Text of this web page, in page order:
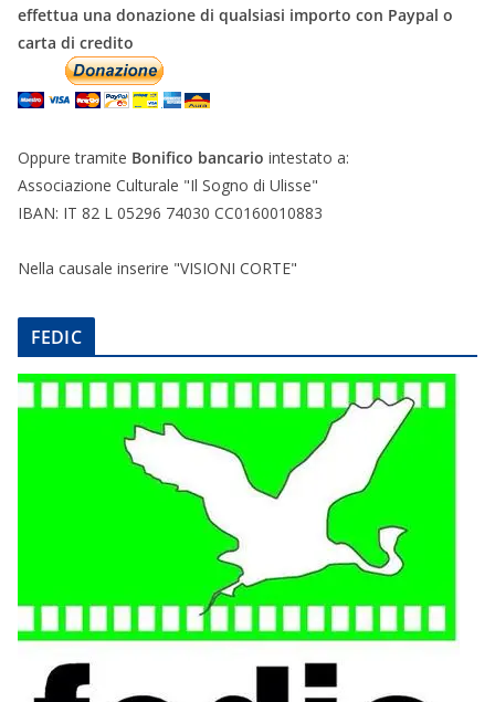
effettua una donazione di qualsiasi importo con Paypal o
carta di credito
Oppure tramite Bonifico bancario intestato a:
Associazione Culturale "Il Sogno di Ulisse"
IBAN: IT 82 L 05296 74030 CC0160010883
Nella causale inserire "VISIONI CORTE"
FEDIC